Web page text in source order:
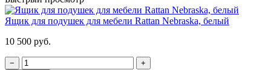
Ящик для подушек для мебели Rattan Nebraska, белый
10 500 руб.
−
+